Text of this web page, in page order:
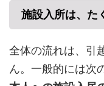
施設入所は、た
全体の流れは、引
ん。一般的には